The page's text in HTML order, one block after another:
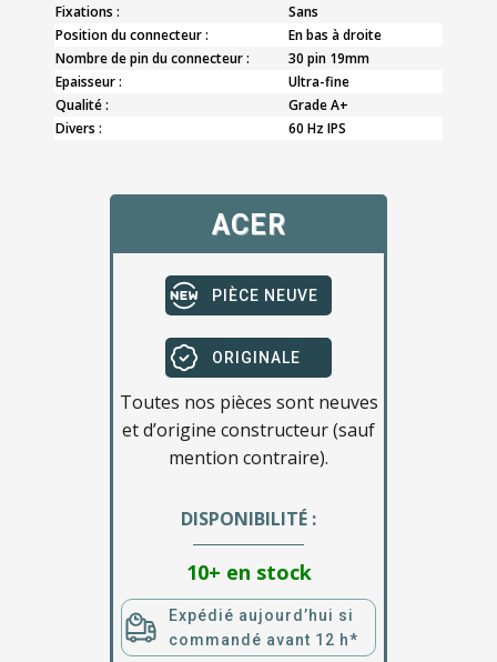
Fixations :
Sans
Position du connecteur :
En bas à droite
Nombre de pin du connecteur :
30 pin 19mm
Epaisseur :
Ultra-fine
Qualité :
Grade A+
Divers :
60 Hz IPS
ACER
PIÈCE NEUVE
ORIGINALE
Toutes nos pièces sont neuves
et d’origine constructeur (sauf
mention contraire).
DISPONIBILITÉ :
10+ en stock
Expédié aujourd’hui si
commandé avant 12 h*